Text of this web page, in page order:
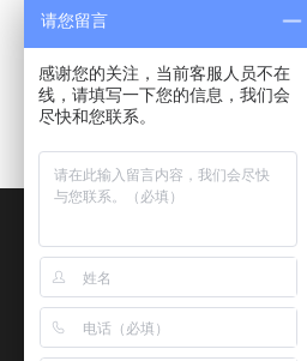
地址：郑州市金水区花园路
热线：13223051962 传真
联系人：张经理 手机：
请您留言
感谢您的关注，当前客服人员不在
线，请填写一下您的信息，我们会
尽快和您联系。